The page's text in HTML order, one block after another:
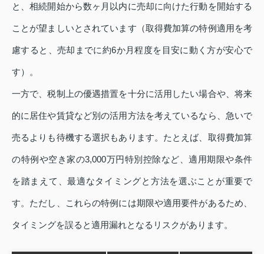
と、相続開始から数ヶ月以内に売却に向けた行動を開始する
ことが望ましいとされています（取得費加算の特例適用を考
慮すると、売却までに約6か月程度を目安に動く方が安心で
す）。
一方で、税制上の優遇措置を十分に活用したい場合や、将来
的に居住や賃貸など別の活用方法を考えているなら、急いで
売るよりも待機する選択もあります。たとえば、取得費加算
の特例や空き家の3,000万円特別控除など、適用期限や条件
を踏まえて、最適なタイミングと方法を選ぶことが重要で
す。ただし、これらの特例には期限や適用要件があるため、
タイミングを誤ると適用漏れとなるリスクがあります。